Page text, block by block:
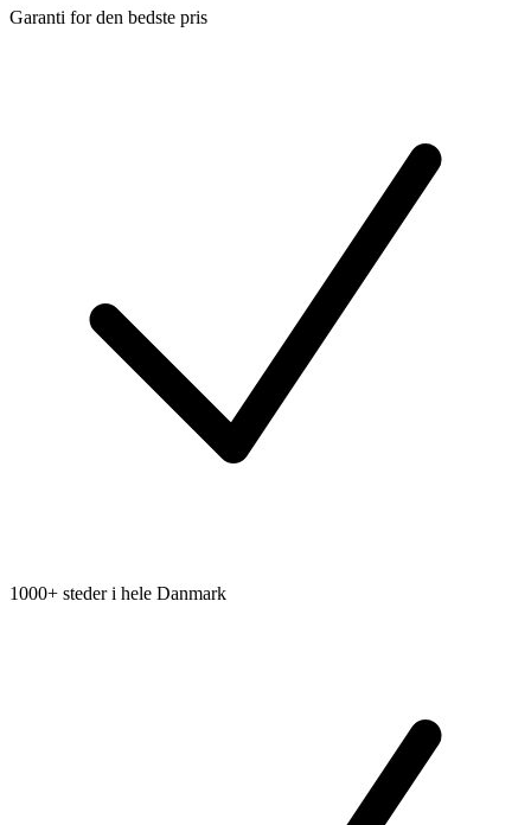
Garanti for den bedste pris
1000+ steder i hele Danmark